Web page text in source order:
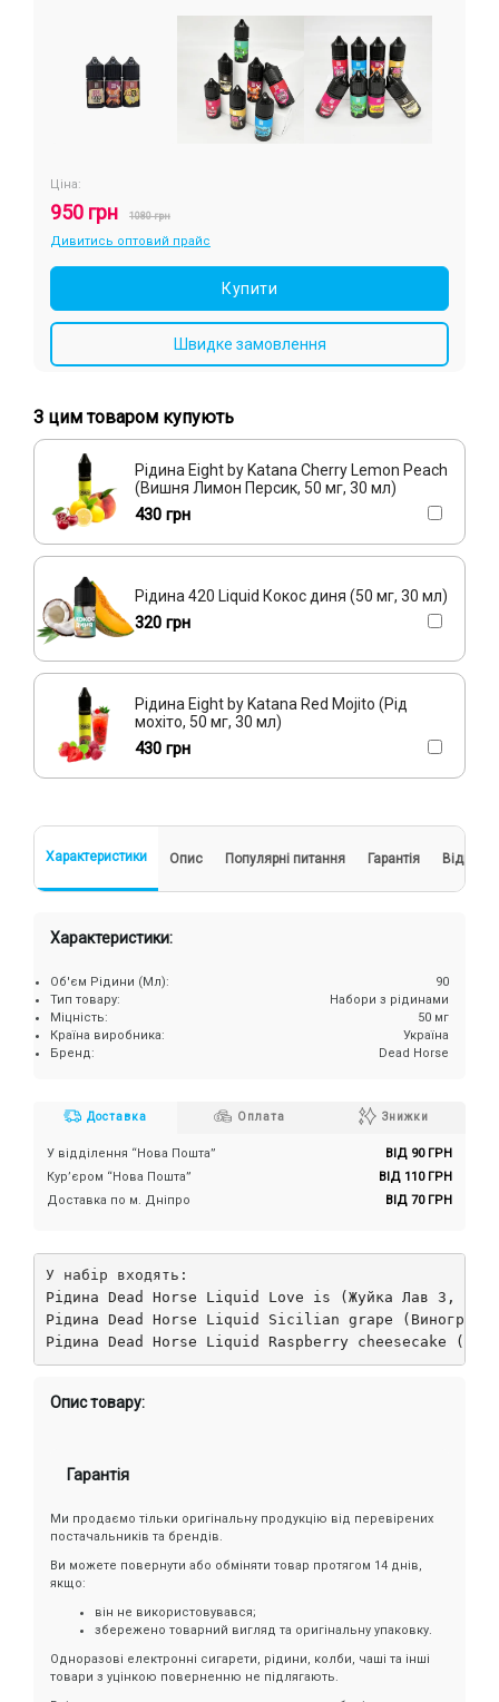
Ціна:
950 грн 1080 грн
Дивитись оптовий прайс
Купити
Швидке замовлення
З цим товаром купують
Рідина Eight by Katana Cherry Lemon Peach
(Вишня Лимон Персик, 50 мг, 30 мл)
430 грн
Рідина 420 Liquid Кокос диня (50 мг, 30 мл)
320 грн
Рідина Eight by Katana Red Mojito (Рід
мохіто, 50 мг, 30 мл)
430 грн
Характеристики Опис Популярні питання Гарантія Відгуки
Характеристики:
Об'єм Рідини (Мл):
90
Тип товару:
Набори з рідинами
Міцність:
50 мг
Країна виробника:
Україна
Бренд:
Dead Horse
Доставка Оплата Знижки
У відділення “Нова Пошта”
ВІД 90 ГРН
Кур’єром “Нова Пошта”
ВІД 110 ГРН
Доставка по м. Дніпро
ВІД 70 ГРН
Рідина Dead Horse Liquid Raspberry cheesecake
Опис товару:
Гарантія
Ми продаємо тільки оригінальну продукцію від перевірених
постачальників та брендів.
Ви можете повернути або обміняти товар протягом 14 днів,
якщо:
він не використовувався;
збережено товарний вигляд та оригінальну упаковку.
Одноразові електронні сигарети, рідини, колби, чаші та інші
товари з уцінкою поверненню не підлягають.